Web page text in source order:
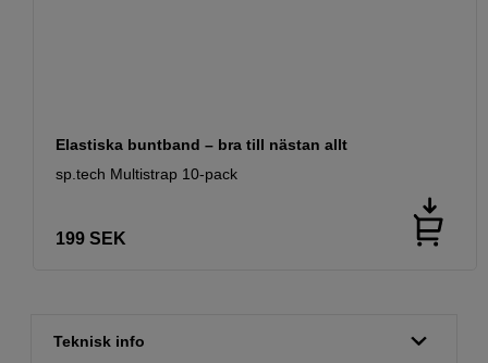
Elastiska buntband – bra till nästan allt
sp.tech Multistrap 10-pack
199 SEK
Teknisk info